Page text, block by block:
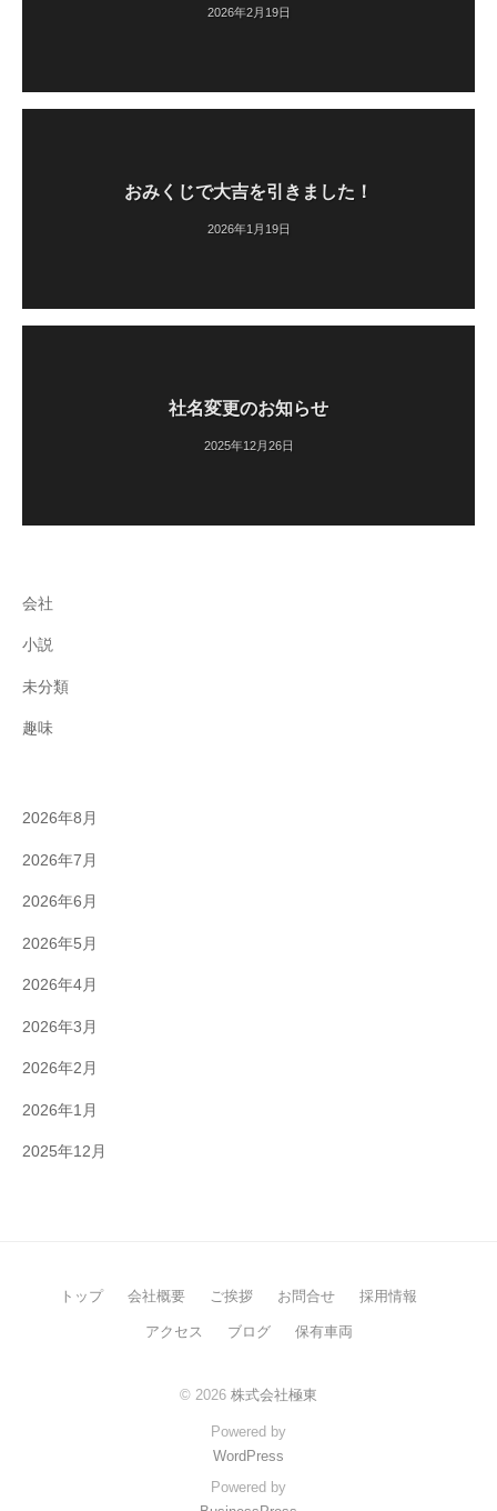
2026年2月19日
おみくじで大吉を引きました！
2026年1月19日
社名変更のお知らせ
2025年12月26日
会社
小説
未分類
趣味
2026年8月
2026年7月
2026年6月
2026年5月
2026年4月
2026年3月
2026年2月
2026年1月
2025年12月
トップ 会社概要 ご挨拶 お問合せ 採用情報
アクセス ブログ 保有車両
© 2026 株式会社極東
Powered by
WordPress
Powered by